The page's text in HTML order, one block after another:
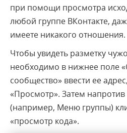
при помощи просмотра
любой группе ВКонтакте,
имеете никакого отношения.
Чтобы увидеть разметку
необходимо в нижнее поле
сообщество» ввести ее
«Просмотр». Затем
(например, Меню группы)
«просмотр кода».